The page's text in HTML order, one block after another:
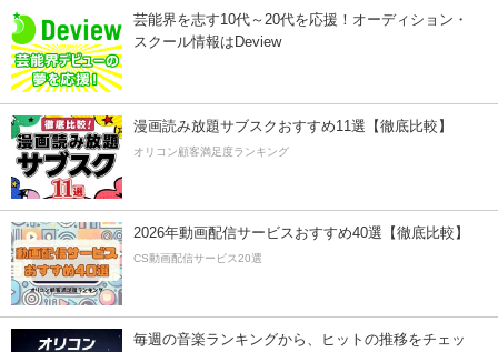
芸能界を志す10代～20代を応援！オーディション・
スクール情報はDeview
漫画読み放題サブスクおすすめ11選【徹底比較】
オリコン顧客満足度ランキング
2026年動画配信サービスおすすめ40選【徹底比較】
CS動画配信サービス20選
毎週の音楽ランキングから、ヒットの推移をチェッ